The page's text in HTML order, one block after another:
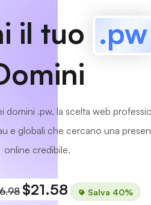
il tuo .pw
domini .pw, la scelta web
e globali che cercano una
online credibile.
$21.58 Salva 40%